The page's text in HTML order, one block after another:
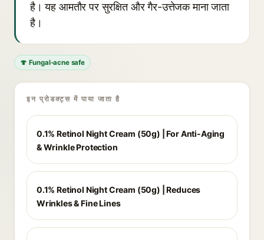
है। यह आमतौर पर सुरक्षित और गैर-उत्तेजक माना जाता
है।
🍄 Fungal-acne safe
इन प्रोडक्ट्स में पाया जाता है
0.1% Retinol Night Cream (50g) | For Anti-Aging
& Wrinkle Protection
0.1% Retinol Night Cream (50g) | Reduces
Wrinkles & Fine Lines